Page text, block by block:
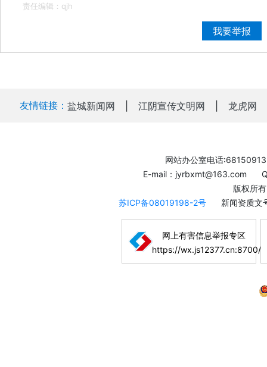
责任编辑：qjh
我要举报
友情链接： 盐城新闻网 江阴宣传文明网 龙虎网
网站办公室电话:68150913
E-mail：jyrbxmt@163.com
版权所
苏ICP备08019198-2号
新闻资质
网上有害信息举报专区
https://wx.js12377.cn:8700/